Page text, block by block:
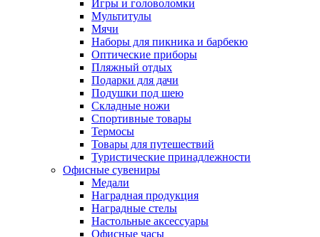
Игры и головоломки
Мультитулы
Мячи
Наборы для пикника и барбекю
Оптические приборы
Пляжный отдых
Подарки для дачи
Подушки под шею
Складные ножи
Спортивные товары
Термосы
Товары для путешествий
Туристические принадлежности
Офисные сувениры
Медали
Наградная продукция
Наградные стелы
Настольные аксессуары
Офисные часы